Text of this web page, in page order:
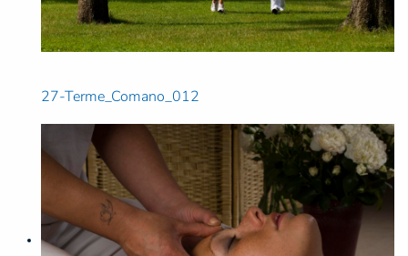
27-Terme_Comano_012